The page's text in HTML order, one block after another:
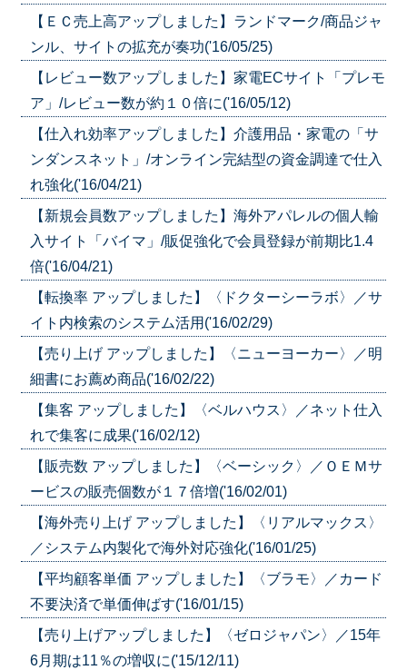
【ＥＣ売上高アップしました】ランドマーク/商品ジャ
ンル、サイトの拡充が奏功('16/05/25)
【レビュー数アップしました】家電ECサイト「プレモ
ア」/レビュー数が約１０倍に('16/05/12)
【仕入れ効率アップしました】介護用品・家電の「サ
ンダンスネット」/オンライン完結型の資金調達で仕入
れ強化('16/04/21)
【新規会員数アップしました】海外アパレルの個人輸
入サイト「バイマ」/販促強化で会員登録が前期比1.4
倍('16/04/21)
【転換率 アップしました】〈ドクターシーラボ〉／サ
イト内検索のシステム活用('16/02/29)
【売り上げ アップしました】〈ニューヨーカー〉／明
細書にお薦め商品('16/02/22)
【集客 アップしました】〈ベルハウス〉／ネット仕入
れで集客に成果('16/02/12)
【販売数 アップしました】〈ベーシック〉／ＯＥＭサ
ービスの販売個数が１７倍増('16/02/01)
【海外売り上げ アップしました】〈リアルマックス〉
／システム内製化で海外対応強化('16/01/25)
【平均顧客単価 アップしました】〈ブラモ〉／カード
不要決済で単価伸ばす('16/01/15)
【売り上げアップしました】〈ゼロジャパン〉／15年
6月期は11％の増収に('15/12/11)